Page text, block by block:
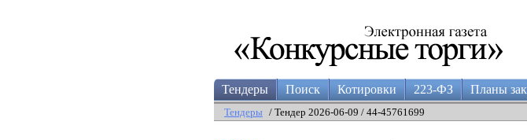
Тендеры Поиск Котировки 223-ФЗ Планы
Тендеры / Тендер 2026-06-09 / 44-45761699